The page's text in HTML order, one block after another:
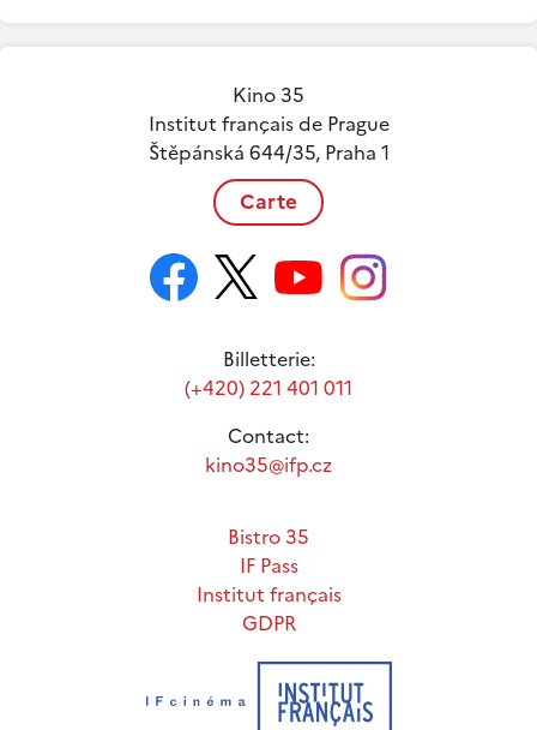
Kino 35
Institut français de Prague
Štěpánská 644/35, Praha 1
Carte
Billetterie:
(+420) 221 401 011
Contact:
kino35@ifp.cz
Bistro 35
IF Pass
Institut français
GDPR